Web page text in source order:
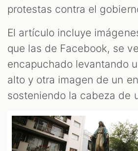
protestas contra el
El artículo incluye
que las de Facebook, se
encapuchado levantando
alto y otra imagen de un
sosteniendo la cabeza de